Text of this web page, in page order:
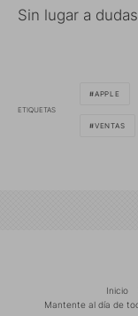
Sin lugar a
ETIQUETAS
APPLE
VENTAS
Inicio
Mantente al día de